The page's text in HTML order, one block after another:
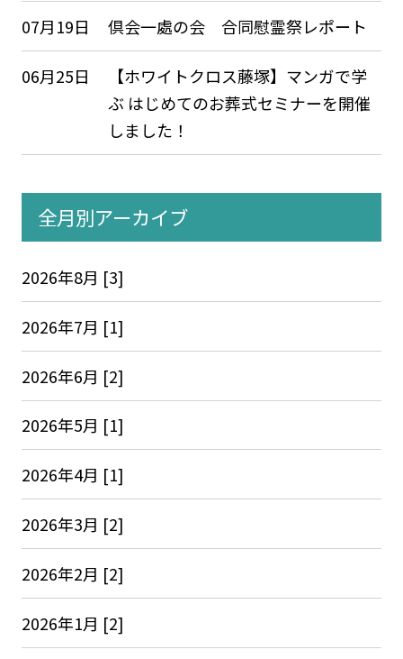
07月19日 倶会一處の会 合同慰霊祭レポート
06月25日
【ホワイトクロス藤塚】マンガで学
ぶ はじめてのお葬式セミナーを開催
しました！
全月別アーカイブ
2026年8月 [3]
2026年7月 [1]
2026年6月 [2]
2026年5月 [1]
2026年4月 [1]
2026年3月 [2]
2026年2月 [2]
2026年1月 [2]